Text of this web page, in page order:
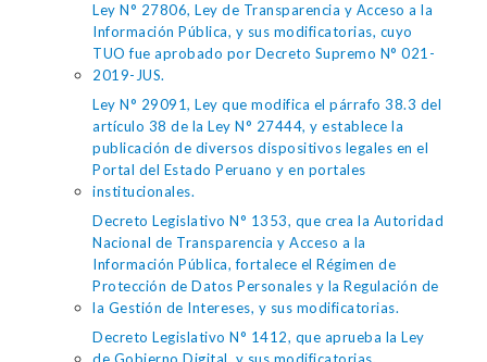
Ley N° 27806, Ley de Transparencia y Acceso a la
Información Pública, y sus modificatorias, cuyo
TUO fue aprobado por Decreto Supremo N° 021-
2019-JUS.
Ley N° 29091, Ley que modifica el párrafo 38.3 del
artículo 38 de la Ley N° 27444, y establece la
publicación de diversos dispositivos legales en el
Portal del Estado Peruano y en portales
institucionales.
Decreto Legislativo N° 1353, que crea la Autoridad
Nacional de Transparencia y Acceso a la
Información Pública, fortalece el Régimen de
Protección de Datos Personales y la Regulación de
la Gestión de Intereses, y sus modificatorias.
Decreto Legislativo N° 1412, que aprueba la Ley